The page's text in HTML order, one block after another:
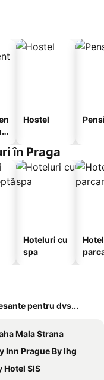
Hostel
în Praga
Hoteluri cu
spa
pentru dvs...
Mala Strana
Inn Prague By Ihg
Hotel SIS